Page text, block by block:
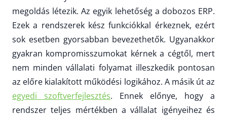
megoldás létezik. Az egyik lehetőség a dobozos ERP.
Ezek a rendszerek kész funkciókkal érkeznek, ezért
sok esetben gyorsabban bevezethetők. Ugyanakkor
gyakran kompromisszumokat kérnek a cégtől, mert
nem minden vállalati folyamat illeszkedik pontosan
az előre kialakított működési logikához. A másik út az
egyedi szoftverfejlesztés. Ennek előnye, hogy a
rendszer teljes mértékben a vállalat igényeihez és